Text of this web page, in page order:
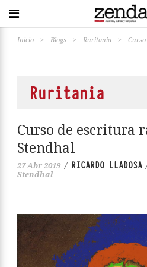
Inicio > Blogs > Ruritania >
Ruritania
Curso de escritura
Stendhal
27 Abr 2019 / RICARDO LLADOSA
Stendhal